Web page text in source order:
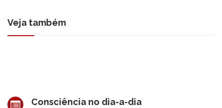
Veja também
Consciência no dia-a-dia